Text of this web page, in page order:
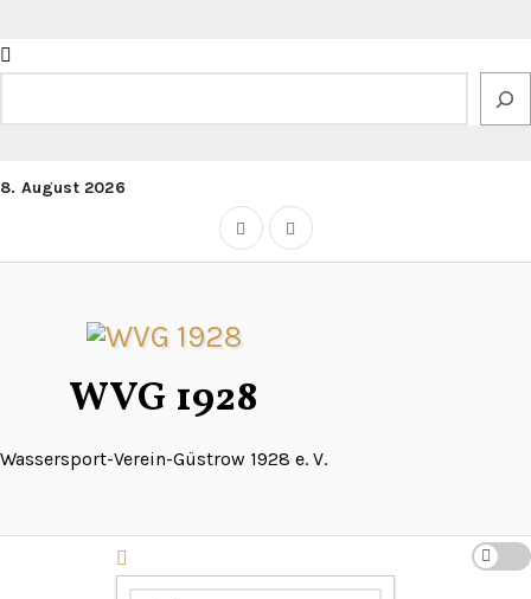
Inhalt
springen
8. August 2026
WVG 1928
Wassersport-Verein-Güstrow 1928 e. V.